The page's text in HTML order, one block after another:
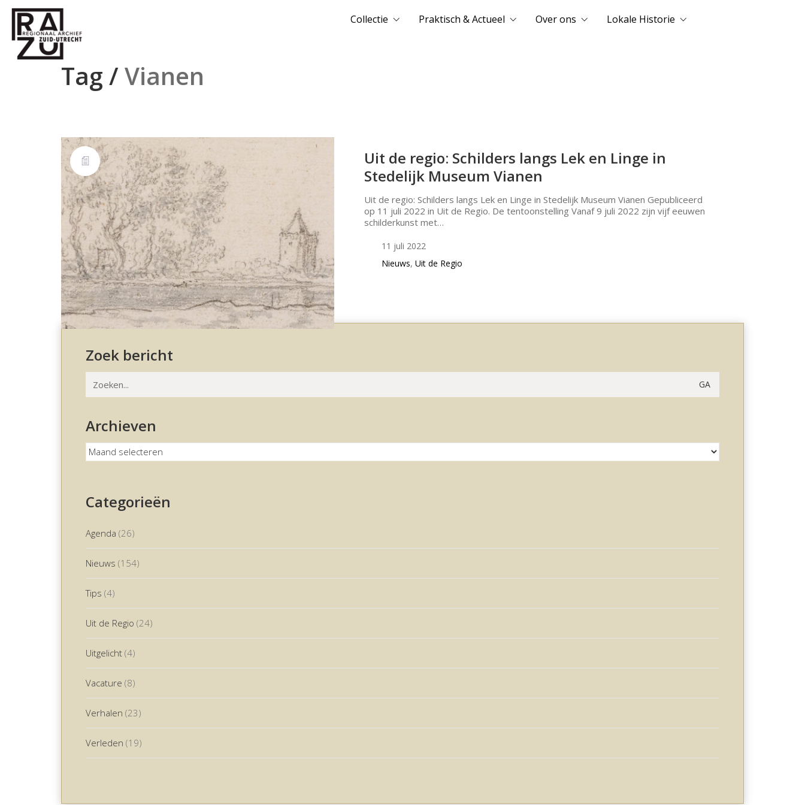
Collectie Praktisch & Actueel Over ons Lokale Historie
Tag /Vianen
Uit de regio: Schilders langs Lek en Linge in
Stedelijk Museum Vianen
Uit de regio: Schilders langs Lek en Linge in Stedelijk Museum Vianen Gepubliceerd
op 11 juli 2022 in Uit de Regio. De tentoonstelling Vanaf 9 juli 2022 zijn vijf eeuwen
schilderkunst met…
11 juli 2022
Nieuws, Uit de Regio
Zoek bericht
naar:
Archieven
Archieven
Categorieën
Agenda (26)
Nieuws (154)
Tips (4)
Uit de Regio (24)
Uitgelicht (4)
Vacature (8)
Verhalen (23)
Verleden (19)